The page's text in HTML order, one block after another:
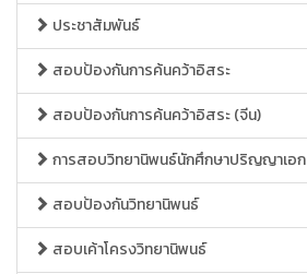
ประชาสัมพันธ์
สอบป้องกันการค้นคว้าอิสระ
สอบป้องกันการค้นคว้าอิสระ (จีน)
การสอบวิทยานิพนธ์นักศึกษาปริญญาเอก
สอบป้องกันวิทยานิพนธ์
สอบเค้าโครงวิทยานิพนธ์